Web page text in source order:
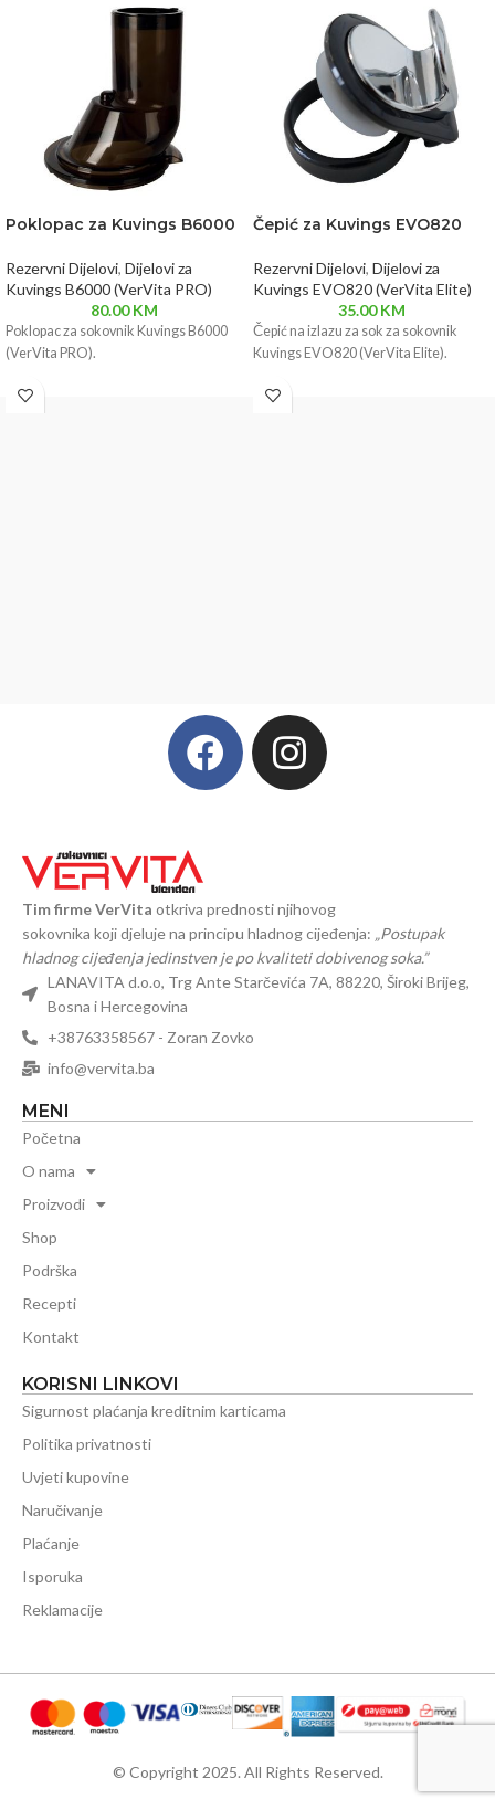
Poklopac za Kuvings B6000
Rezervni Dijelovi, Dijelovi za
Kuvings B6000 (VerVita PRO)
80.00KM
Poklopac za sokovnik Kuvings B6000
(VerVita PRO).
Čepić za Kuvings EVO820
Rezervni Dijelovi, Dijelovi za
Kuvings EVO820 (VerVita Elite)
35.00KM
Čepić na izlazu za sok za sokovnik
Kuvings EVO820 (VerVita Elite).
Tim firme VerVita otkriva prednosti njihovog
sokovnika koji djeluje na principu hladnog cijeđenja: „Postupak
hladnog cijeđenja jedinstven je po kvaliteti dobivenog soka.”
LANAVITA d.o.o, Trg Ante Starčevića 7A, 88220, Široki Brijeg,
Bosna i Hercegovina
+38763358567 - Zoran Zovko
info@vervita.ba
MENI
Početna
O nama
Proizvodi
Shop
Podrška
Recepti
Kontakt
KORISNI LINKOVI
Sigurnost plaćanja kreditnim karticama
Politika privatnosti
Uvjeti kupovine
Naručivanje
Plaćanje
Isporuka
Reklamacije
© Copyright 2025. All Rights Reserved.